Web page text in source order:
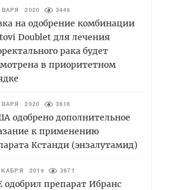
2020 3449
на одобрение комбинации
Doublet для лечения
рака будет
в приоритетном
2020 3616
одобрено дополнительное
к применению
Кстанди (энзалутамид)
2019 3671
одобрил препарат Ибранс